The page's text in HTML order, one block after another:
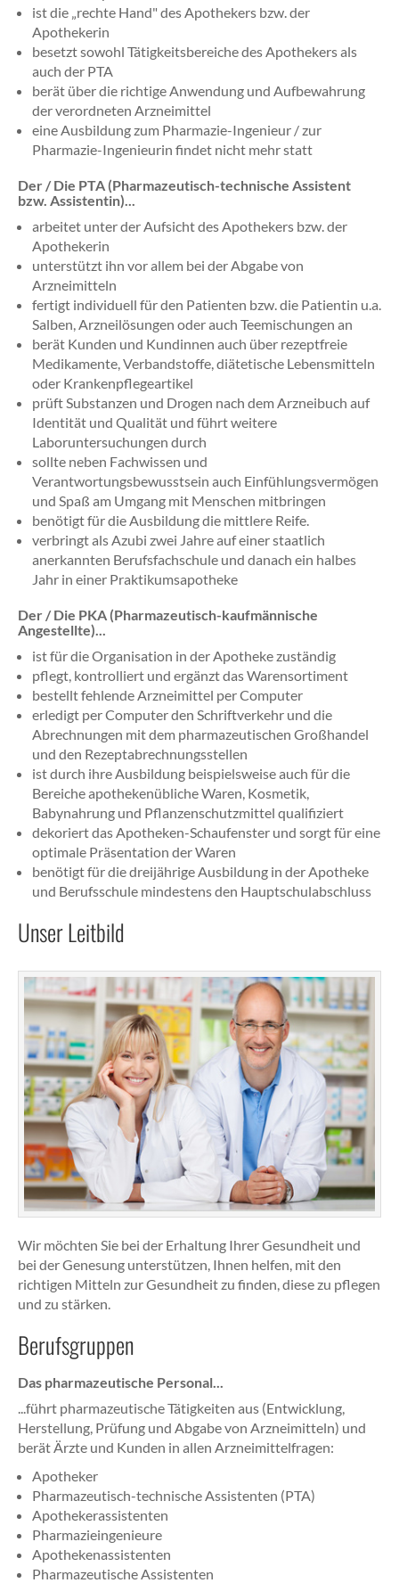
ist die „rechte Hand" des Apothekers bzw. der
Apothekerin
besetzt sowohl Tätigkeitsbereiche des Apothekers als
auch der PTA
berät über die richtige Anwendung und Aufbewahrung
der verordneten Arzneimittel
eine Ausbildung zum Pharmazie-Ingenieur / zur
Pharmazie-Ingenieurin findet nicht mehr statt
Der / Die PTA (Pharmazeutisch-technische Assistent
bzw. Assistentin)...
arbeitet unter der Aufsicht des Apothekers bzw. der
Apothekerin
unterstützt ihn vor allem bei der Abgabe von
Arzneimitteln
fertigt individuell für den Patienten bzw. die Patientin u.a.
Salben, Arzneilösungen oder auch Teemischungen an
berät Kunden und Kundinnen auch über rezeptfreie
Medikamente, Verbandstoffe, diätetische Lebensmitteln
oder Krankenpflegeartikel
prüft Substanzen und Drogen nach dem Arzneibuch auf
Identität und Qualität und führt weitere
Laboruntersuchungen durch
sollte neben Fachwissen und
Verantwortungsbewusstsein auch Einfühlungsvermögen
und Spaß am Umgang mit Menschen mitbringen
benötigt für die Ausbildung die mittlere Reife.
verbringt als Azubi zwei Jahre auf einer staatlich
anerkannten Berufsfachschule und danach ein halbes
Jahr in einer Praktikumsapotheke
Der / Die PKA (Pharmazeutisch-kaufmännische
Angestellte)...
ist für die Organisation in der Apotheke zuständig
pflegt, kontrolliert und ergänzt das Warensortiment
bestellt fehlende Arzneimittel per Computer
erledigt per Computer den Schriftverkehr und die
Abrechnungen mit dem pharmazeutischen Großhandel
und den Rezeptabrechnungsstellen
ist durch ihre Ausbildung beispielsweise auch für die
Bereiche apothekenübliche Waren, Kosmetik,
Babynahrung und Pflanzenschutzmittel qualifiziert
dekoriert das Apotheken-Schaufenster und sorgt für eine
optimale Präsentation der Waren
benötigt für die dreijährige Ausbildung in der Apotheke
und Berufsschule mindestens den Hauptschulabschluss
Unser Leitbild
Wir möchten Sie bei der Erhaltung Ihrer Gesundheit und
bei der Genesung unterstützen, Ihnen helfen, mit den
richtigen Mitteln zur Gesundheit zu finden, diese zu pflegen
und zu stärken.
Berufsgruppen
Das pharmazeutische Personal...
...führt pharmazeutische Tätigkeiten aus (Entwicklung,
Herstellung, Prüfung und Abgabe von Arzneimitteln) und
berät Ärzte und Kunden in allen Arzneimittelfragen:
Apotheker
Pharmazeutisch-technische Assistenten (PTA)
Apothekerassistenten
Pharmazieingenieure
Apothekenassistenten
Pharmazeutische Assistenten